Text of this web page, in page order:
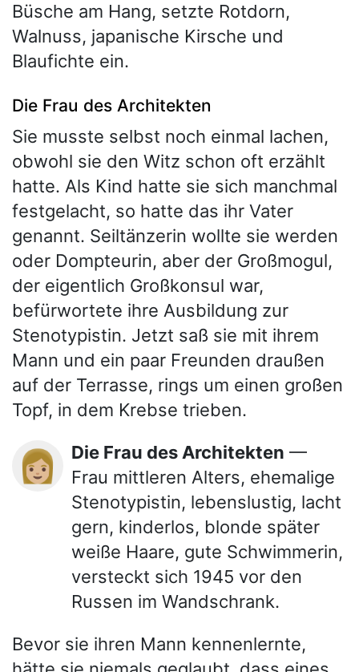
Büsche am Hang, setzte Rotdorn,
Walnuss, japanische Kirsche und
Blaufichte ein.
Die Frau des Architekten
Sie musste selbst noch einmal lachen,
obwohl sie den Witz schon oft erzählt
hatte. Als Kind hatte sie sich manchmal
festgelacht, so hatte das ihr Vater
genannt. Seiltänzerin wollte sie werden
oder Dompteurin, aber der Großmogul,
der eigentlich Großkonsul war,
befürwortete ihre Ausbildung zur
Stenotypistin. Jetzt saß sie mit ihrem
Mann und ein paar Freunden draußen
auf der Terrasse, rings um einen großen
Topf, in dem Krebse trieben.
👩🏼 Die Frau des Architekten —
Frau mittleren Alters, ehemalige
Stenotypistin, lebenslustig, lacht
gern, kinderlos, blonde später
weiße Haare, gute Schwimmerin,
versteckt sich 1945 vor den
Russen im Wandschrank.
Bevor sie ihren Mann kennenlernte,